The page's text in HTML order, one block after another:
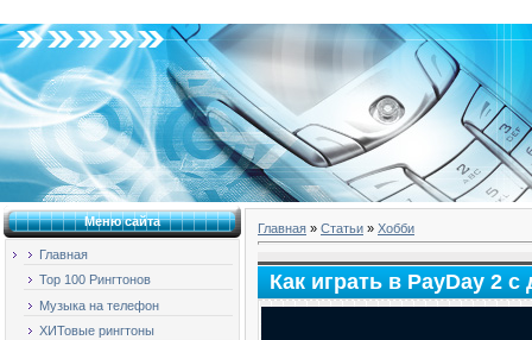
Меню сайта
Главная
Top 100 Рингтонов
Музыка на телефон
ХИТовые рингтоны
Главная » Статьи » Хобби
Как играть в PayDay 2 с